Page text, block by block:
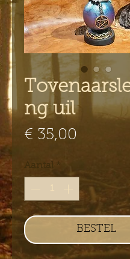
ng uil
€ 35,00
Aantal *
BESTEL